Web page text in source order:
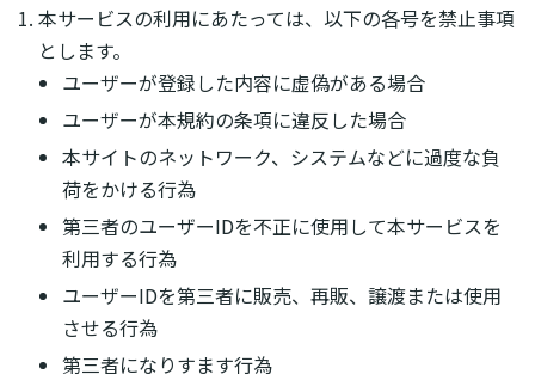
本サービスの利用にあたっては、以下の各号を禁止事項
とします。
ユーザーが登録した内容に虚偽がある場合
ユーザーが本規約の条項に違反した場合
本サイトのネットワーク、システムなどに過度な負
荷をかける行為
第三者のユーザーIDを不正に使用して本サービスを
利用する行為
ユーザーIDを第三者に販売、再販、譲渡または使用
させる行為
第三者になりすます行為